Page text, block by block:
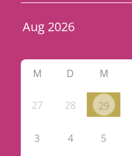
M D M
27 28 29
3 4 5